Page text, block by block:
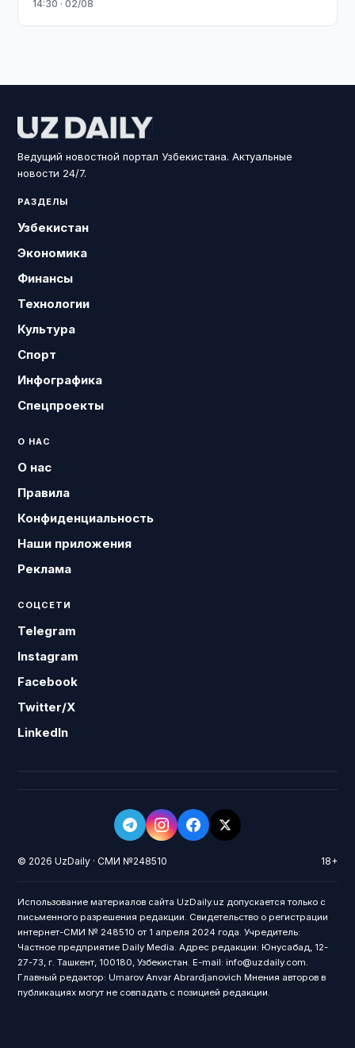
14:30 · 02/08
Ведущий новостной портал Узбекистана. Актуальные
новости 24/7.
РАЗДЕЛЫ
Узбекистан
Экономика
Финансы
Технологии
Культура
Спорт
Инфографика
Спецпроекты
О НАС
О нас
Правила
Конфиденциальность
Наши приложения
Реклама
СОЦСЕТИ
Telegram
Instagram
Facebook
Twitter/X
LinkedIn
© 2026 UzDaily · СМИ №248510 18+
Использование материалов сайта UzDaily.uz допускается только с
письменного разрешения редакции. Свидетельство о регистрации
интернет-СМИ № 248510 от 1 апреля 2024 года. Учредитель:
Частное предприятие Daily Media. Адрес редакции: Юнусабад, 12-
27-73, г. Ташкент, 100180, Узбекистан. E-mail: info@uzdaily.com.
Главный редактор: Umarov Anvar Abrardjanovich Мнения авторов в
публикациях могут не совпадать с позицией редакции.